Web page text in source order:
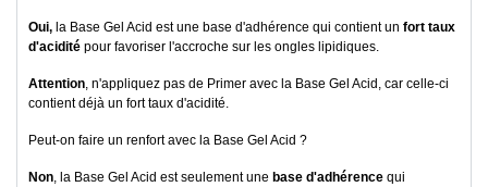
Oui, la Base Gel Acid est une base d'adhérence qui contient un fort taux
d'acidité pour favoriser l'accroche sur les ongles lipidiques.
Attention, n'appliquez pas de Primer avec la Base Gel Acid, car celle-ci
contient déjà un fort taux d'acidité.
Peut-on faire un renfort avec la Base Gel Acid ?
Non, la Base Gel Acid est seulement une base d'adhérence qui